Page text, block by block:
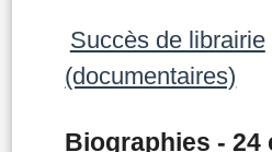
Succès de librairie
(documentaires)
Biographies - 24